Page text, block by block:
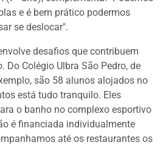
e é bem prático podermos
se deslocar".
desafios que contribuem
Do Colégio Ulbra São Pedro, de
são 58 alunos alojados no
está tudo tranquilo. Eles
o banho no complexo esportivo
é financiada individualmente
até os restaurantes os